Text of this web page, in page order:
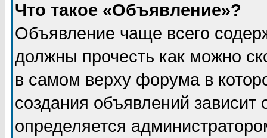
Что такое «Объявление»?
Объявление чаще всего
должны прочесть как можно
в самом верху форума в
создания объявлений зависит
определяется